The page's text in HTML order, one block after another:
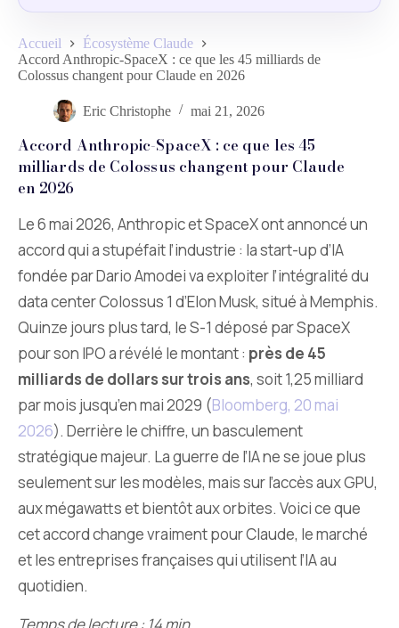
Accueil
Écosystème Claude
Accord Anthropic-SpaceX : ce que les 45 milliards de
Colossus changent pour Claude en 2026
Eric Christophe mai 21, 2026
Accord Anthropic-SpaceX : ce que les 45
milliards de Colossus changent pour Claude
en 2026
Le 6 mai 2026, Anthropic et SpaceX ont annoncé un
accord qui a stupéfait l’industrie : la start-up d’IA
fondée par Dario Amodei va exploiter l’intégralité du
data center Colossus 1 d’Elon Musk, situé à Memphis.
Quinze jours plus tard, le S-1 déposé par SpaceX
pour son IPO a révélé le montant : près de 45
milliards de dollars sur trois ans, soit 1,25 milliard
par mois jusqu’en mai 2029 (Bloomberg, 20 mai
2026). Derrière le chiffre, un basculement
stratégique majeur. La guerre de l’IA ne se joue plus
seulement sur les modèles, mais sur l’accès aux GPU,
aux mégawatts et bientôt aux orbites. Voici ce que
cet accord change vraiment pour Claude, le marché
et les entreprises françaises qui utilisent l’IA au
quotidien.